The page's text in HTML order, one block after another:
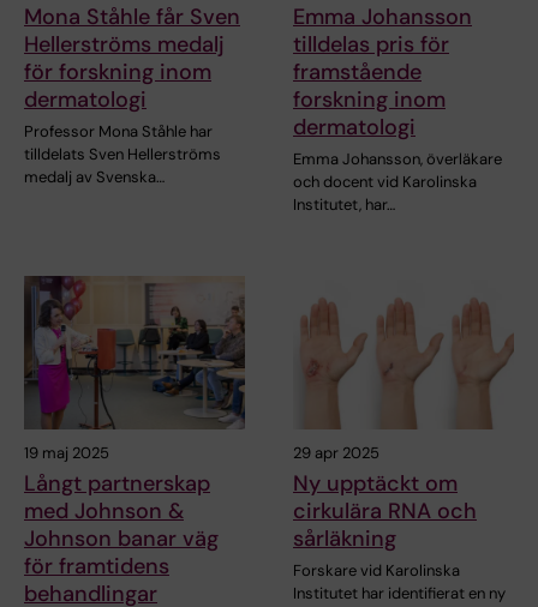
Mona Ståhle får Sven
Hellerströms medalj
för forskning inom
dermatologi
Professor Mona Ståhle har
tilldelats Sven Hellerströms
medalj av Svenska…
Emma Johansson
tilldelas pris för
framstående
forskning inom
dermatologi
Emma Johansson, överläkare
och docent vid Karolinska
Institutet, har…
19 maj 2025
Långt partnerskap
med Johnson &
Johnson banar väg
för framtidens
behandlingar
29 apr 2025
Ny upptäckt om
cirkulära RNA och
sårläkning
Forskare vid Karolinska
Institutet har identifierat en ny